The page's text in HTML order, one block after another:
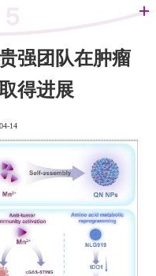
强团队在肿瘤
得进展
14